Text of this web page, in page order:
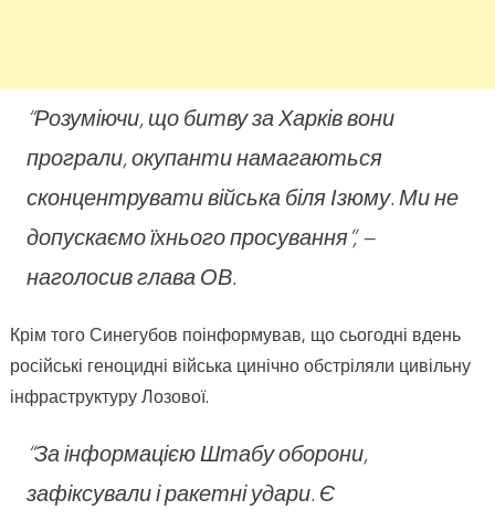
“Розуміючи, що битву за Харків вони
програли, окупанти намагаються
сконцентрувати війська біля Ізюму. Ми не
допускаємо їхнього просування”, –
наголосив глава ОВ.
Крім того Синегубов поінформував, що сьогодні вдень
російські геноцидні війська цинічно обстріляли цивільну
інфраструктуру Лозової.
“За інформацією Штабу оборони,
зафіксували і ракетні удари. Є